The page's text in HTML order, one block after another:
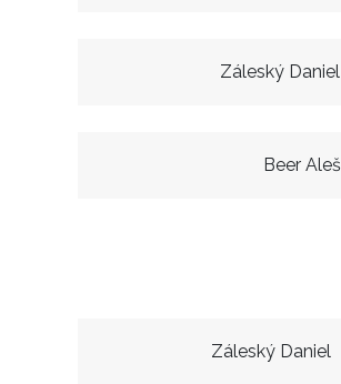
Záleský Daniel
Beer Aleš
Záleský Daniel